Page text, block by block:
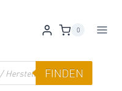
0
FINDEN